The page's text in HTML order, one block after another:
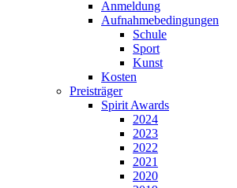
Anmeldung
Aufnahmebedingungen
Schule
Sport
Kunst
Kosten
Preisträger
Spirit Awards
2024
2023
2022
2021
2020